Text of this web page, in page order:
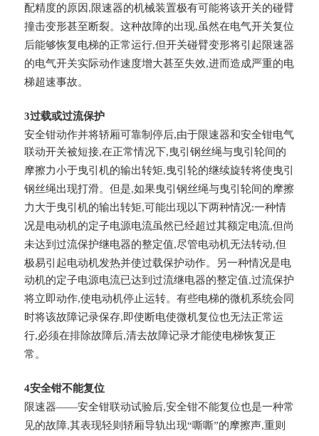
配精度的原因,限速器的机械装置极有可能将该开关的碰臂
撞击变形甚至断裂。这种故障的出现,虽然在电气开关复位
后能够恢复电梯的正常运行,但开关碰臂变形将引起限速器
的电气开关实际动作速度增大甚至失效,进而造成严重的电
梯超速事故。
3过载或过流保护
安全钳动作并将轿厢可靠制停后,由于限速器和安全钳电气
联动开关被短接,在正常情况下, 曳引钢丝绳与曳引轮间的
摩擦力小于曳引机的输出转矩, 曳引轮的继续旋转将使曳引
钢丝绳出现打滑。但是,如果曳引钢丝绳与曳引轮间的摩擦
力大于曳引机的输出转矩,可能出现以下两种情况:一种情
况是电动机的定子电源电流虽然已经超过其额定电流,但尚
未达到过流保护继电器的整定值,尽管电动机无法转动,但
极易引起电动机发热并使过载保护动作。另一种情况是电
动机的定子电源电流已达到过流继电器的整定值,过流保护
将立即动作,使电动机停止运转。有些电梯的微机系统会同
时将该故障记录保存,即使断电使微机复位也无法正常运
行,必须在排除故障后,清去故障记录才能使电梯恢复正
常。
4安全钳不能复位
限速器——安全钳联动试验后,安全钳不能复位也是一种常
见的故障,其表现轻则轿厢导轨出现“嘶嘶”的摩擦声,重则